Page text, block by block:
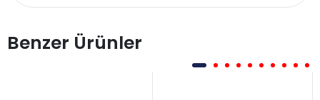
Benzer Ürünler